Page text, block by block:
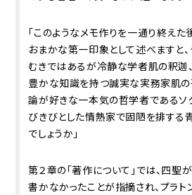
「このようなメモ作りを一通り終え
おまかな第一印象として述べますと
むきではあるが冷静な学者肌の釈迦
豊かな知識を持つ誠実な実務家肌の
論が好きな一本気の哲学者であるソ
びきびとした情熱家で固陋を排する
でしょうか」
第２章の「著作について」では、四聖
書かなかったことが指摘され、プラ